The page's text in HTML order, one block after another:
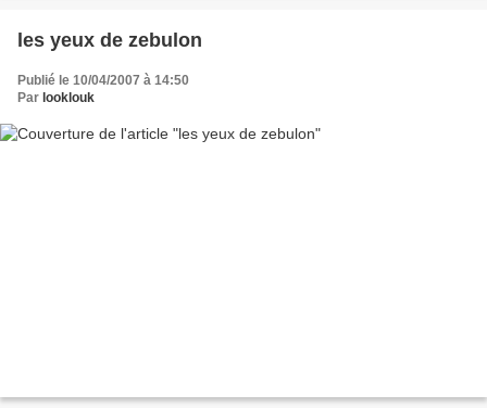
les yeux de zebulon
Publié le 10/04/2007 à 14:50
Par looklouk